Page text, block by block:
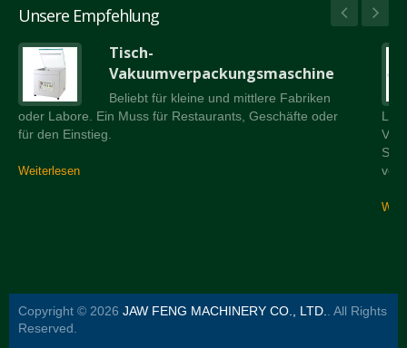
Unsere Empfehlung
Tisch-
Vakuumverpackungsmaschine
Beliebt für kleine und mittlere Fabriken
oder Labore. Ein Muss für Restaurants, Geschäfte oder
für den Einstieg.
Weiterlesen
Copyright © 2026 JAW FENG MACHINERY CO., LTD.
. All Rights
Reserved.